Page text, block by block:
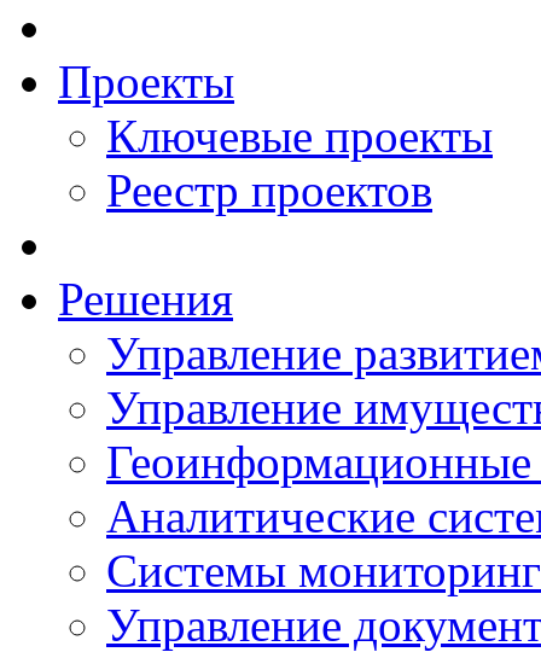
Проекты
Ключевые проекты
Реестр проектов
Решения
Управление
Управление
Аналитические
Системы
Управление